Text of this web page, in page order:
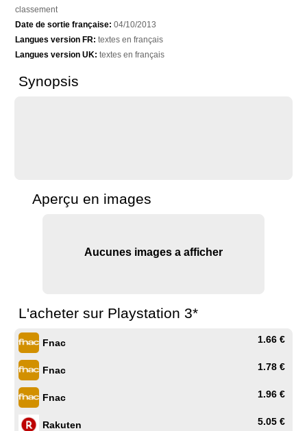
classement
Date de sortie française: 04/10/2013
Langues version FR: textes en français
Langues version UK: textes en français
Synopsis
Aperçu en images
Aucunes images a afficher
L'acheter sur Playstation 3*
Fnac 1.66 €
Fnac 1.78 €
Fnac 1.96 €
Rakuten 5.05 €